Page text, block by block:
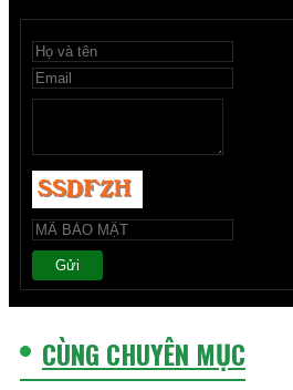
Gửi
CÙNG CHUYÊN MỤC